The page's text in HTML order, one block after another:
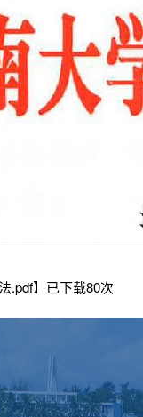
.pdf】已下载80次